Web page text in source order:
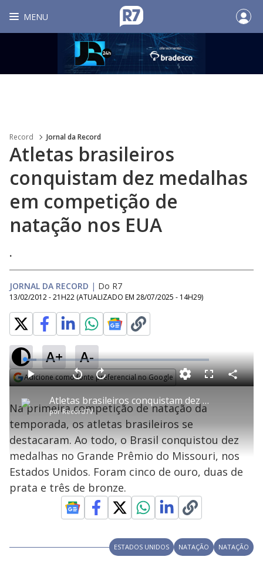
MENU
Record Jornal da Record
Atletas brasileiros
conquistam dez medalhas
em competição de
natação nos EUA
.
JORNAL DA RECORD | Do R7
13/02/2012 - 21H22 (ATUALIZADO EM 28/07/2025 - 14H29)
A+ A-
Adicione como fonte preferencial no Google
P
l
a
y
V
Atletas brasileiros conquistam dez medalhas em competição de natação nos EUA
porRecordTV
P V
t
a
r
0
e
g
n
d
s
A
n
ç
a
r
s
e
u
n
d
o
L
o
a
d
e
.
4
3
%
F
n
C
o
a
Na primeira competição de natação da
temporada, os atletas brasileiros se
destacaram. Ao todo, o Brasil conquistou dez
medalhas no Grande Prêmio do Missouri, nos
Estados Unidos. Foram cinco de ouro, duas de
prata e três de bronze.
ESTADOS UNIDOS NATAÇÃO NATAÇÃO